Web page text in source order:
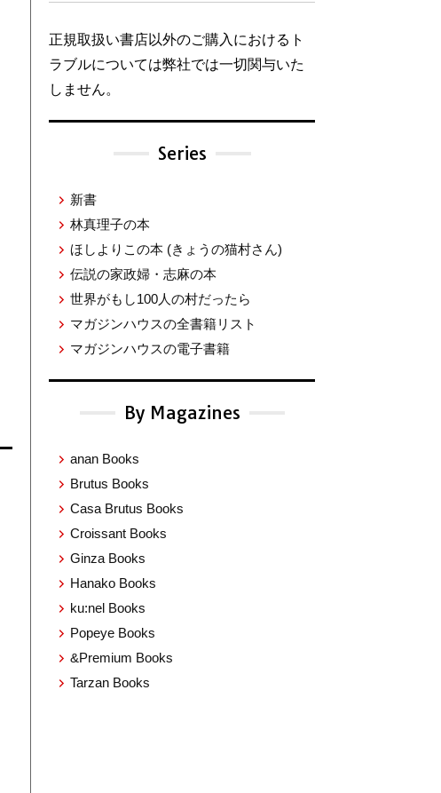
正規取扱い書店以外のご購入におけるト
ラブルについては弊社では一切関与いた
しません。
Series
新書
林真理子の本
ほしよりこの本 (きょうの猫村さん)
伝説の家政婦・志麻の本
世界がもし100人の村だったら
マガジンハウスの全書籍リスト
マガジンハウスの電子書籍
By Magazines
anan Books
Brutus Books
Casa Brutus Books
Croissant Books
Ginza Books
Hanako Books
ku:nel Books
Popeye Books
&Premium Books
Tarzan Books